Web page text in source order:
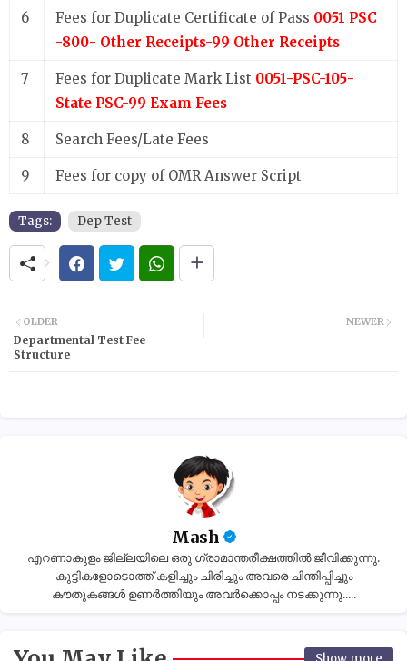
6 Fees for Duplicate Certificate of Pass 0051 PSC
-800- Other Receipts-99 Other Receipts
7 Fees for Duplicate Mark List 0051-PSC-105-
State PSC-99 Exam Fees
8 Search Fees/Late Fees
9 Fees for copy of OMR Answer Script
Tags: Dep Test
NEWER
OLDER
Departmental Test Fee
Structure
Mash
എറണാകുളം ജില്ലയിലെ ഒരു ഗ്രാമാന്തരീക്ഷത്തിൽ ജീവിക്കുന്നു.
കുട്ടികളോടൊത്ത് കളിച്ചും ചിരിച്ചും അവരെ ചിന്തിപ്പിച്ചും
കൗതുകങ്ങൾ ഉണർത്തിയും അവർക്കൊപ്പം നടക്കുന്നു.....